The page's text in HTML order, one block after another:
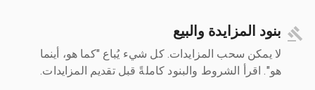
بنود المزايدة والبيع
لا يمكن سحب المزايدات. كل شيء يُباع "كما هو، أينما
هو". اقرأ الشروط والبنود كاملةً قبل تقديم المزايدات.